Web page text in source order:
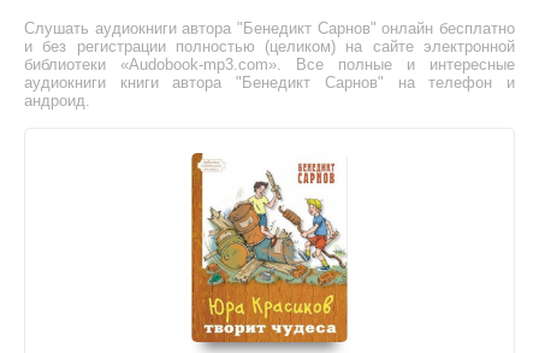
Слушать аудиокниги автора "Бенедикт Сарнов" онлайн бесплатно
и без регистрации полностью (целиком) на сайте электронной
библиотеки «Audobook-mp3.com». Все полные и интересные
аудиокниги книги автора "Бенедикт Сарнов" на телефон и
андроид.